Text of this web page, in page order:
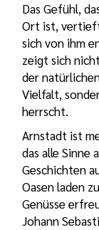
Das Gefühl,
Ort ist,
sich von ihm
zeigt sich
der
Vielfalt,
herrscht.
Arnstadt ist
das alle Sinne
Geschichten
Oasen laden
Genüsse
Johann